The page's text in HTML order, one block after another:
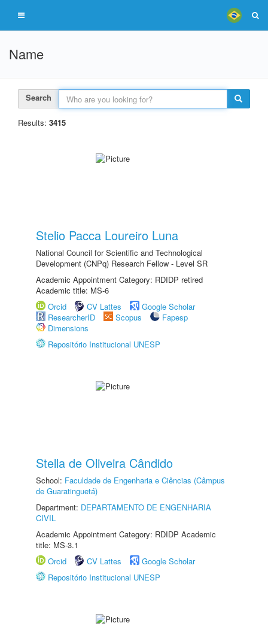
Name
Search
Results: 3415
Stelio Pacca Loureiro Luna
National Council for Scientific and Technological
Development (CNPq) Research Fellow - Level SR
Academic Appointment Category: RDIDP retired
Academic title: MS-6
Orcid
CV Lattes
Google Scholar
ResearcherID
Scopus
Fapesp
Dimensions
Repositório Institucional UNESP
Stella de Oliveira Cândido
School: Faculdade de Engenharia e Ciências (Câmpus
de Guaratinguetá)
Department: DEPARTAMENTO DE ENGENHARIA
CIVIL
Academic Appointment Category: RDIDP Academic
title: MS-3.1
Orcid
CV Lattes
Google Scholar
Repositório Institucional UNESP